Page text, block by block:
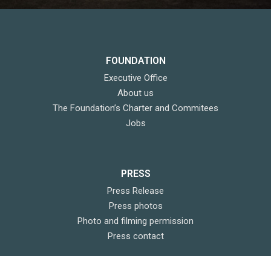
FOUNDATION
Executive Office
About us
The Foundation’s Charter and Commitees
Jobs
PRESS
Press Release
Press photos
Photo and filming permission
Press contact